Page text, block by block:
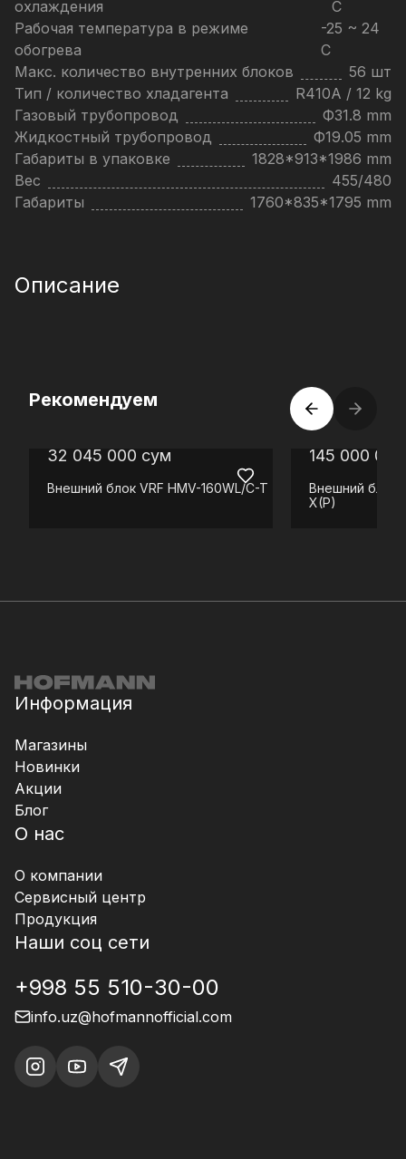
охлаждения
C
Рабочая температура в режиме
обогрева
-25 ~ 24
C
Макс. количество внутренних блоков
56 шт
Тип / количество хладагента
R410A / 12 kg
Газовый трубопровод
Ф31.8 mm
Жидкостный трубопровод
Ф19.05 mm
Габариты в упаковке
1828*913*1986 mm
Вес
455/480
Габариты
1760*835*1795 mm
Описание
Рекомендуем
32 045 000 сум
Внешний блок VRF HMV-160WL/C-T
145 000 000
Внешний блок
X(P)
Информация
Магазины
Новинки
Акции
Блог
О нас
О компании
Сервисный центр
Продукция
Наши соц сети
+998 55 510-30-00
info.uz@hofmannofficial.com